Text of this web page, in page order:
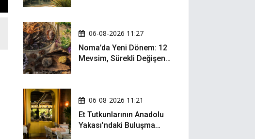
06-08-2026 11:27
Noma’da Yeni Dönem: 12
Mevsim, Sürekli Değişen
06-08-2026 11:21
Et Tutkunlarının Anadolu
Yakası’ndaki Buluşma